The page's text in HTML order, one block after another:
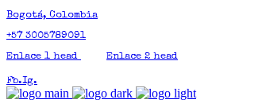
Bogotá, Colombia
+57 3005789091
Enlace 1 head
Enlace 2 head
Fb.Ig.